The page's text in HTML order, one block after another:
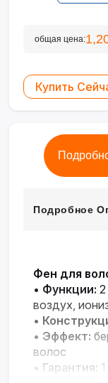
общая цена:
Купить
Подробное
Фен для
• Функции:
воздух,
•
• Эффект:
волос
• Гарантия: